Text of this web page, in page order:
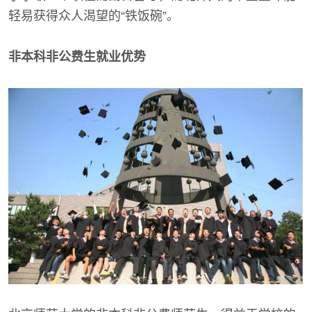
轻易获得众人渴望的“铁饭碗”。
非本科非公费生就业优势